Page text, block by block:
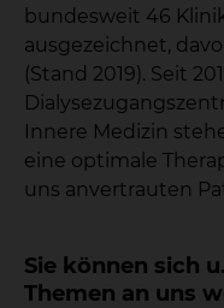
bundesweit 46
ausgezeichnet,
(Stand 2019). Seit
Innere Medizin
eine optimale
uns anvertrauten
Sie können sich
Themen an uns